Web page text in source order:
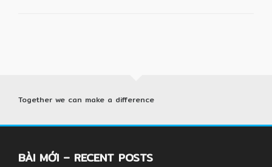
Together we can make a difference
BÀI MỚI – RECENT POSTS